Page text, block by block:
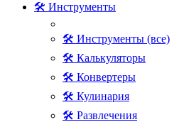
🛠 Инструменты
🛠 Инструменты (все)
🛠 Калькуляторы
🛠 Конвертеры
🛠 Кулинария
🛠 Развлечения